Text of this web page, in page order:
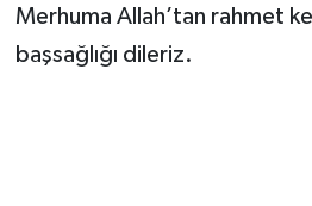
Merhuma Allah’tan rahmet
başsağlığı dileriz.